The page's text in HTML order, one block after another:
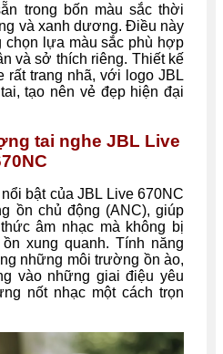
trong bốn màu sắc thời
và xanh dương. Điều này
chọn lựa màu sắc phù hợp
và sở thích riêng. Thiết kế
rất trang nhã, với logo JBL
tạo nên vẻ đẹp hiện đại
tai nghe JBL Live
bật của JBL Live 670NC
ồn chủ động (ANC), giúp
âm nhạc mà không bị
xung quanh. Tính năng
những môi trường ồn ào,
vào những giai điệu yêu
nốt nhạc một cách trọn